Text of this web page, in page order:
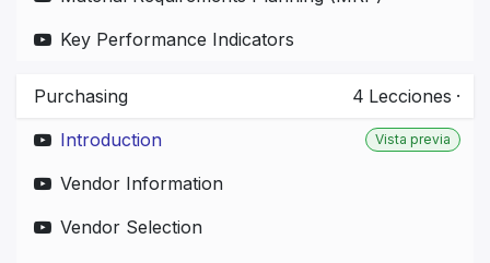
Key Performance Indicators
Purchasing 4 Lecciones ·
Introduction
Vista previa
Vendor Information
Vendor Selection